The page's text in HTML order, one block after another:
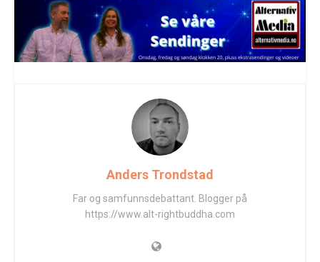
Anders Trondstad
Far og samfunnsdebattant. Blogger på
https://www.alt-rightbuddha.com